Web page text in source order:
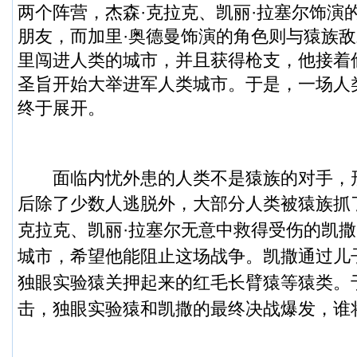
两个阵营，杰森·克拉克、凯丽·拉塞尔饰演
朋友，而加里·奥德曼饰演的角色则与猿族
里闯进人类的城市，并且获得枪支，他接
圣旨开始大举进军人类城市。于是，一场
终于展开。
面临内忧外患的人类不是猿族的对手，
后除了少数人逃脱外，大部分人类被猿族
克拉克、凯丽·拉塞尔无意中救得受伤的凯
城市，希望他能阻止这场战争。凯撒通过
独眼实验猿关押起来的红毛长臂猿等猿类
击， 独眼实验猿和凯撒的最终决战爆发，谁